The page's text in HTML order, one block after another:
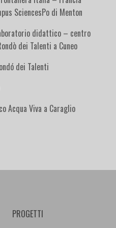
SciencesPo di Menton
didattico – centro
dei Talenti a Cuneo
dei Talenti
Acqua Viva a Caraglio
PROGETTI